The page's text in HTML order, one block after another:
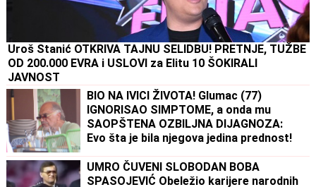
Uroš Stanić OTKRIVA TAJNU SELIDBU! PRETNJE, TUŽBE
OD 200.000 EVRA i USLOVI za Elitu 10 ŠOKIRALI
JAVNOST
BIO NA IVICI ŽIVOTA! Glumac (77)
IGNORISAO SIMPTOME, a onda mu
SAOPŠTENA OZBILJNA DIJAGNOZA:
Evo šta je bila njegova jedina prednost!
UMRO ČUVENI SLOBODAN BOBA
SPASOJEVIĆ Obeležio karijere narodnih